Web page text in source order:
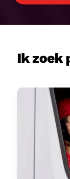
Ik zoek
Transport